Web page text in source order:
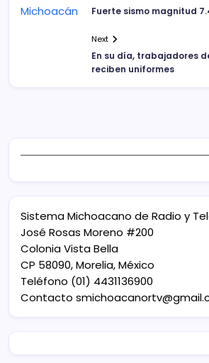
Fuerte sismo magnitud
Next
En su día, trabajadores
reciben uniformes
Sistema Michoacano de Radio y
José Rosas Moreno #200
Colonia Vista Bella
CP 58090, Morelia, México
Teléfono (01) 4431136900
Contacto